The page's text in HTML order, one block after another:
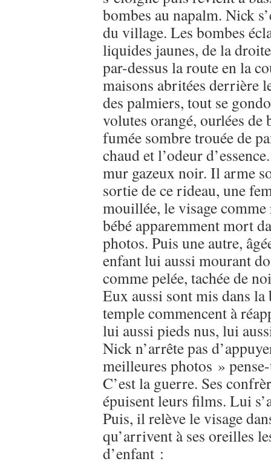
bombes au napalm. Nick
du village. Les bombes
liquides jaunes, de la
par-dessus la route en la
maisons abritées derrière
des palmiers, tout se
volutes orangé, ourlées de
fumée sombre trouée de
chaud et l’odeur
mur gazeux noir. Il arme
sortie de ce rideau, une
mouillée, le visage
bébé apparemment mort
photos. Puis une autre,
enfant lui aussi mourant
comme pelée, tachée de
Eux aussi sont mis dans
temple commencent à
lui aussi pieds nus, lui
Nick n’arrête pas
meilleures photos »
C’est la guerre. Ses
épuisent leurs films. Lui
Puis, il relève le visage
qu’arrivent à ses oreilles
d’enfant :